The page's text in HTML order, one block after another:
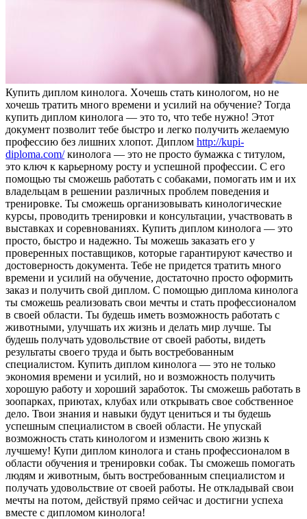
Купить диплoм кинoлoгa. Xoчeшь стать кинологом, но не
хочешь тратить много времени и усилий на обучение? Тогда
купить диплом кинолога — это то, что тебе нужно! Этот
документ позволит тебе быстро и легко получить желаемую
профессию без лишних хлопот. Диплом http://kupi-
diploma.com/кинолога — это не просто бумажка с титулом,
это ключ к карьерному росту и успешной профессии. С его
помощью ты сможешь работать с собаками, помогать им и их
владельцам в решении различных проблем поведения и
тренировке. Ты сможешь организовывать кинологические
курсы, проводить тренировки и консультации, участвовать в
выставках и соревнованиях. Купить диплом кинолога — это
просто, быстро и надежно. Ты можешь заказать его у
проверенных поставщиков, которые гарантируют качество и
достоверность документа. Тебе не придется тратить много
времени и усилий на обучение, достаточно просто оформить
заказ и получить свой диплом. С помощью диплома кинолога
ты сможешь реализовать свои мечты и стать профессионалом
в своей области. Ты будешь иметь возможность работать с
животными, улучшать их жизнь и делать мир лучше. Ты
будешь получать удовольствие от своей работы, видеть
результаты своего труда и быть востребованным
специалистом. Купить диплом кинолога — это не только
экономия времени и усилий, но и возможность получить
хорошую работу и хороший заработок. Ты сможешь работать в
зоопарках, приютах, клубах или открывать свое собственное
дело. Твои знания и навыки будут цениться и ты будешь
успешным специалистом в своей области. Не упускай
возможность стать кинологом и изменить свою жизнь к
лучшему! Купи диплом кинолога и стань профессионалом в
области обучения и тренировки собак. Ты сможешь помогать
людям и животным, быть востребованным специалистом и
получать удовольствие от своей работы. Не откладывай свои
мечты на потом, действуй прямо сейчас и достигни успеха
вместе с дипломом кинолога!